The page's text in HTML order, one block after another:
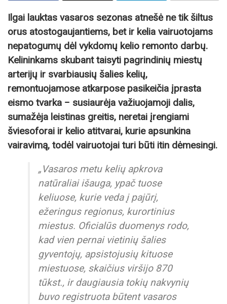
Ilgai lauktas vasaros sezonas atnešė ne tik šiltus
orus atostogaujantiems, bet ir kelia vairuotojams
nepatogumų dėl vykdomų kelio remonto darbų.
Kelininkams skubant taisyti pagrindinių miestų
arterijų ir svarbiausių šalies kelių,
remontuojamose atkarpose pasikeičia įprasta
eismo tvarka − susiaurėja važiuojamoji dalis,
sumažėja leistinas greitis, neretai įrengiami
šviesoforai ir kelio atitvarai, kurie apsunkina
vairavimą, todėl vairuotojai turi būti itin dėmesingi.
„Vasaros metu kelių apkrova
natūraliai išauga, ypač tuose
keliuose, kurie veda į pajūrį,
ežeringus regionus, kurortinius
miestus. Oficialūs duomenys rodo,
kad vien pernai vietinių šalies
gyventojų, apsistojusių kituose
miestuose, skaičius viršijo 870
tūkst., ir daugiausia tokių nakvynių
buvo registruota būtent vasaros